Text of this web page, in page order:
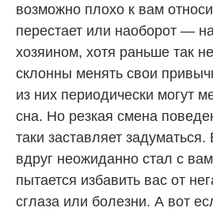
возможно плохо к вам
перестает или наоборот —
хозяином, хотя раньше так
склонны менять свои
из них периодически могут
сна. Но резкая смена
таки заставляет
вдруг неожиданно стал с
пытается избавить вас от
сглаза или болезни. А вот